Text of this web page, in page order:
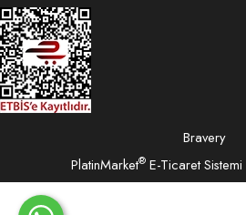
Bravery
PlatinMarket® E-Ticaret Sistemi